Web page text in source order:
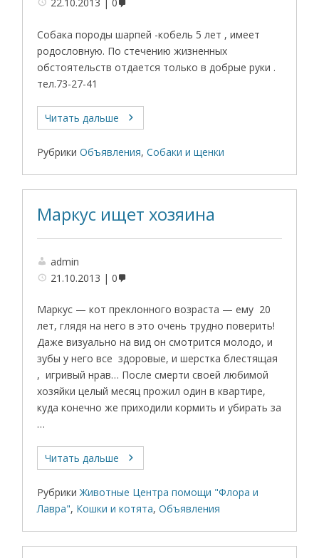
Собака породы шарпей -кобель 5 лет , имеет
родословную. По стечению жизненных
обстоятельств отдается только в добрые руки .
тел.73-27-41
Читать дальше
Рубрики Объявления,Собаки и щенки
Маркус ищет хозяина
admin
21.10.2013
0
Маркус — кот преклонного возраста — ему 20
лет, глядя на него в это очень трудно поверить!
Даже визуально на вид он смотрится молодо, и
зубы у него все здоровые, и шерстка блестящая
, игривый нрав… После смерти своей любимой
хозяйки целый месяц прожил один в квартире,
куда конечно же приходили кормить и убирать за
…
Читать дальше
Рубрики Животные Центра помощи "Флора и
Лавра", Кошки и котята,Объявления